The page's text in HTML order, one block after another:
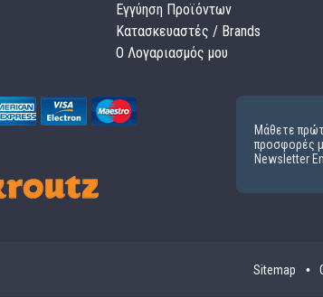
Εγγύηση Προϊόντων
Κατασκευαστές / Brands
O Λογαριασμός μου
Μάθετε
προσφορές
Newsletter
Sitemap